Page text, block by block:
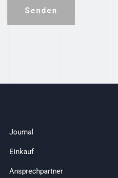
Senden
Journal
Einkauf
Ansprechpartner